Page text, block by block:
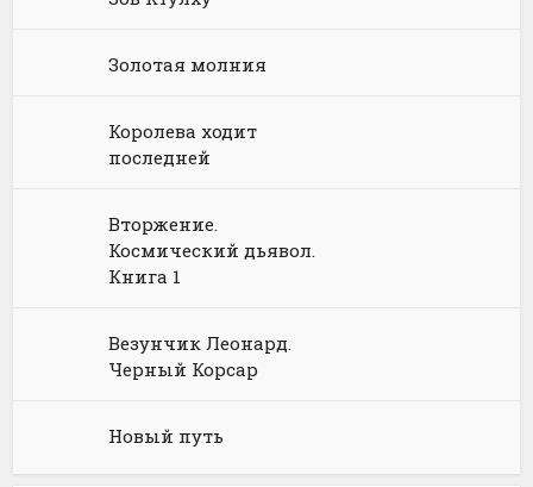
Золотая молния
Королева ходит
последней
Вторжение.
Космический дьявол.
Книга 1
Везунчик Леонард.
Черный Корсар
Новый путь